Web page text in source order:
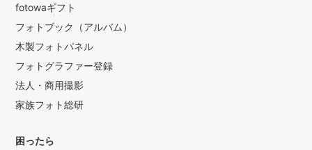
fotowaギフト
フォトブック（アルバム）
木製フォトパネル
フォトグラファー登録
法人・商用撮影
家族フォト総研
困ったら